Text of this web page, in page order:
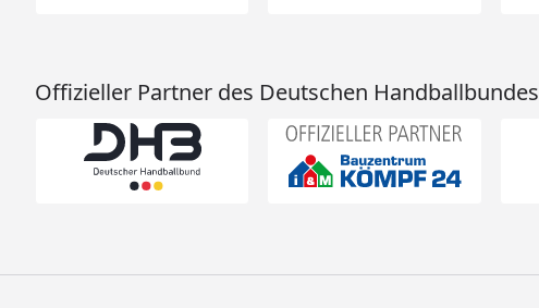
Offizieller Partner des Deutschen Handballbundes